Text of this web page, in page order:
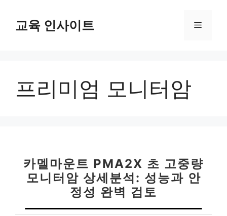
교육 인사이트 메
프리미엄 모니터암
카멜마운트 PMA2X 초 고중량
모니터암 상세분석: 성능과 안
정성 완벽 검토